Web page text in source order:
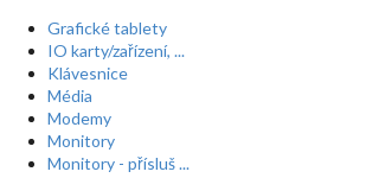
Grafické tablety
IO karty/zařízení, ...
Klávesnice
Média
Modemy
Monitory
Monitory - přísluš ...